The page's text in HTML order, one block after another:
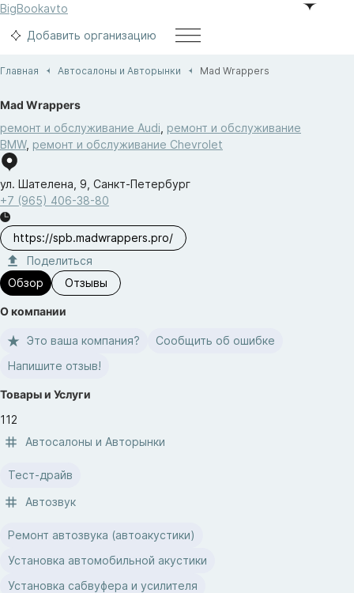
BigBookavto
Добавить организацию
Главная Автосалоны и Aвторынки Mad Wrappers
Mad Wrappers
ремонт и обслуживание Audi ремонт и обслуживание
BMW, ремонт и обслуживание Chevrolet
ул. Шателена 9 Санкт-Петербург
+7 (965) 406-38-80
https://spb.madwrappers.pro/
Поделиться
Обзор
Отзывы
О компании
Это ваша компания?
Сообщить об ошибке
Напишите отзыв!
Товары и Услуги
112
Автосалоны и Aвторынки
Тест-драйв
Автозвук
Ремонт автозвука (автоакустики)
Установка автомобильной акустики
Установка сабвуфера и усилителя